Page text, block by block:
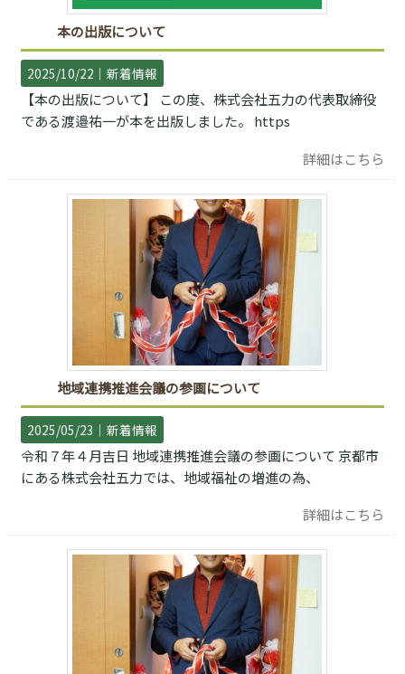
本の出版について
2025/10/22｜ 新着情報
【本の出版について】 この度、株式会社五力の代表取締役
である渡邉祐一が本を出版しました。 https
詳細はこちら
地域連携推進会議の参画について
2025/05/23｜ 新着情報
令和７年４月吉日 地域連携推進会議の参画について 京都市
にある株式会社五力では、地域福祉の増進の為、
詳細はこちら